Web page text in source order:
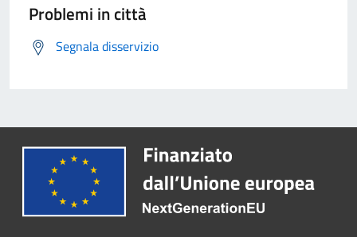
Problemi in città
Segnala disservizio